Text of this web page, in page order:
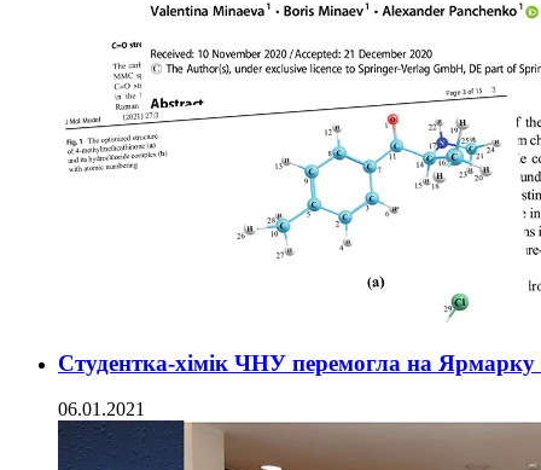
Студентка-хімік ЧНУ перемогла на Ярмарку
06.01.2021